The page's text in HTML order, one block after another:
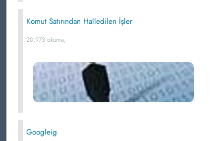
Komut Satırından Halledilen İşler
20,973 okuma,
Googleig